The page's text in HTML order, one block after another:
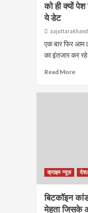
को ही क्यों
ये डेट
aajuttarakhand
एक बार फिर आम
का इंतजार कर
Read More
क्राइम न्यूज़ देश/
बिटकॉइन
मेहता जिसके